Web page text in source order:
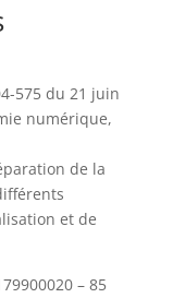
575 du 21 juin
numérique,
de la
et de
– 85